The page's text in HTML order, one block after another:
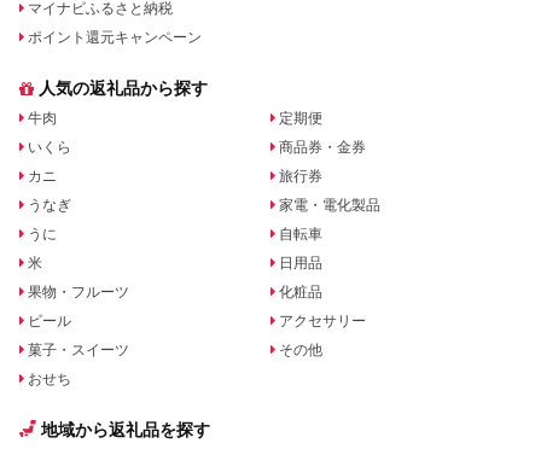
マイナビふるさと納税
ポイント還元キャンペーン
人気の返礼品から探す
牛肉
いくら
カニ
うなぎ
うに
米
果物・フルーツ
ビール
菓子・スイーツ
おせち
定期便
商品券・金券
旅行券
家電・電化製品
自転車
日用品
化粧品
アクセサリー
その他
地域から返礼品を探す